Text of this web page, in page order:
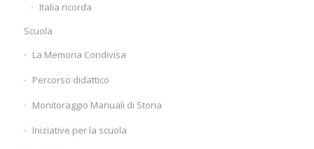
Italia ricorda
Scuola
La Memoria Condivisa
Percorso didattico
Monitoraggio Manuali di Storia
Iniziative per la scuola